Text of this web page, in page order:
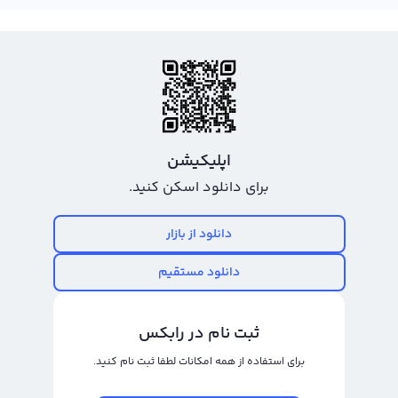
امنیت و حفاظت دارید، بنابراین حتماً توصیه می‌شود هگز خود را در کیف پول رابکس
نگهداری کنید تا در صورت نیاز به استفاده از آن، بتوانید با اطمینان از امنیت و حفاظت
از ارزهایتان فعالیت‌هایتان را انجام دهید.
هگز یا HEX، ارز دیجیتال جدیدی است که در بازار ارزهای دیجیتال جای خود را گرفته
فروش هگز در حال حاضر برای معامله‌گران و سرمایه‌گذاران ارزهای دیجیتال یک گزینه
بسیار جذاب و سودآور است.
هگز در سال 2020 به بازار عرضه شده است و در طول این مدت توانسته است جای
توجه هگز، در خرید و فروش آن می‌توانید سود بالایی بدست آورید. اما برای رسیدن
به سود بالا در خرید و فروش هگز، توجه به زمان ورود و خروج از معامله بسیار مهم
اپلیکیشن
برای دانلود اسکن کنید.
دانلود از بازار
دانلود مستقیم
ثبت نام در رابکس
برای استفاده از همه امکانات لطفا ثبت نام کنید.